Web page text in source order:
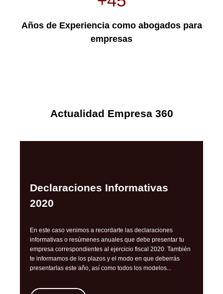
Años de Experiencia como abogados para
empresas
Actualidad Empresa 360
Declaraciones Informativas
2020
En este caso venimos a recordarte las declaraciones
informativas o resúmenes anuales que debe presentar tu
empresa correspondientes al ejercicio fiscal 2020. También
te informamos de los plazos y el modo en que deberrás
presentarlas este año, así como todos los modelos...